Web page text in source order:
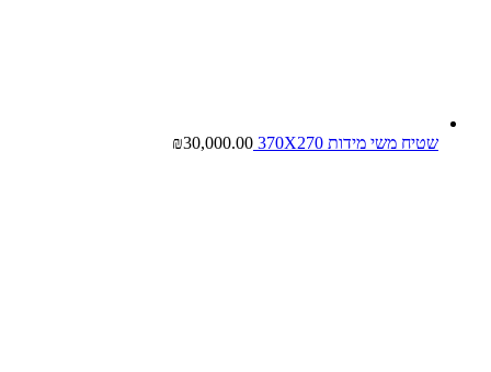
שטיח משי מידות 370X270 ₪30,000.00